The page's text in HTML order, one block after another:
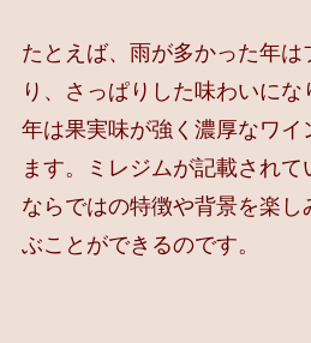
たとえば、雨が多かった年
り、さっぱりした味わいに
年は果実味が強く濃厚なワイ
ます。ミレジムが記載され
ならではの特徴や背景を楽し
ぶことができるのです。